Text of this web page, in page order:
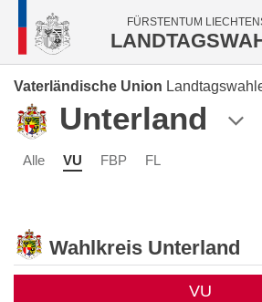
FÜRSTENTUM
Vaterländische Union
Unterland
Alle VU FBP FL
Wahlkreis Unterland
VU